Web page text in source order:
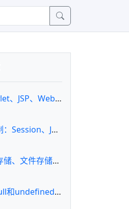
Tomcat与Servlet、JSP、WebSocket、JDK版本之间的关系
授权及认证机制：Session、JWT与OAuth 2
云服务器的块存储、文件存储和对象存储的区别
JavaScript中null和undefined的区别